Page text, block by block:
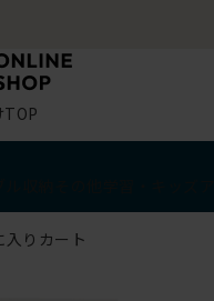
TOP
入り カート